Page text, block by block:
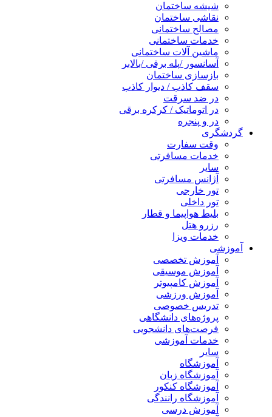
شیشه ساختمان
نقاشی ساختمان
مصالح ساختمانی
خدمات ساختمانی
ماشین آلات ساختمانی
آسانسور /پله برقی /بالابر
بازسازی ساختمان
سقف کاذب / دیوار کاذب
در ضد سرقت
در اتوماتیک / کرکره برقی
در و پنجره
گردشگری
وقت سفارت
خدمات مسافرتی
سایر
آژانس مسافرتی
تور خارجی
تور داخلی
بلیط هواپیما و قطار
رزرو هتل
خدمات ویزا
آموزشی
آموزش تخصصی
آموزش موسیقی
آموزش کامپیوتر
آموزش ورزشی
تدریس خصوصی
پروژه‌های دانشگاهی
فرصت‌های دانشجویی
خدمات آموزشی
سایر
آموزشگاه
آموزشگاه زبان
آموزشگاه کنکور
آموزشگاه رانندگی
آموزش درسی